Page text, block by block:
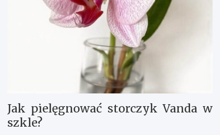
Jak pielęgnować storczyk Vanda w
szkle?